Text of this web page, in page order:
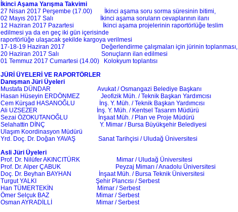
İkinci Aşama Yarışma Takvimi
27 Nisan 2017 Perşembe (17.00) İkinci aşama soru sorma süresinin bitimi,
02 Mayıs 2017 Salı İkinci aşama soruların cevaplarının ilanı
12 Haziran 2017 Pazartesi İkinci aşama projelerinin raportörlüğe teslim
edilmesi ya da en geç iki gün içerisinde
raportörlüğe ulaşacak şekilde kargoya verilmesi
17-18-19 Haziran 2017 Değerlendirme çalışmaları için jürinin toplanması,
20 Haziran 2017 Salı Sonuçların ilan edilmesi
01 Temmuz 2017 Cumartesi (14.00) Kolokyum toplantısı
JÜRİ ÜYELERİ VE RAPORTÖRLER
Danışman Jüri Üyeleri
Mustafa DÜNDAR Avukat / Osmangazi Belediye Başkanı
Hasan Hüseyin ERDÖNMEZ Jeofizik Müh. / Teknik Başkan Yardımcısı
Cem Kürşad HASANOĞLU İnş. Y. Müh. / Teknik Başkan Yardımcısı
Ali UZSEZER İnş. Y. Müh. / Kentsel Tasarım Müdürü
Sezai ÖZOKUTANOĞLU İnşaat Müh. / Plan ve Proje Müdürü
Selahattin DİNÇ Y. Mimar / Bursa Büyükşehir Belediyesi
Ulaşım Koordinasyon Müdürü
Yrd. Doç. Dr. Doğan YAVAŞ Sanat Tarihçisi / Uludağ Üniversitesi
Asli Jüri Üyeleri
Prof. Dr. Nilüfer AKINCITÜRK Mimar / Uludağ Üniversitesi
Prof. Dr. Alper ÇABUK Peyzaj Mimarı / Anadolu Üniversitesi
Doç. Dr. Beyhan BAYHAN İnşaat Müh. / Bursa Teknik Üniversitesi
Turgut YALKI Şehir Plancısı / Serbest
Han TÜMERTEKİN Mimar / Serbest
Ömer Selçuk BAZ Mimar / Serbest
Osman AYRADİLLİ Mimar / Serbest